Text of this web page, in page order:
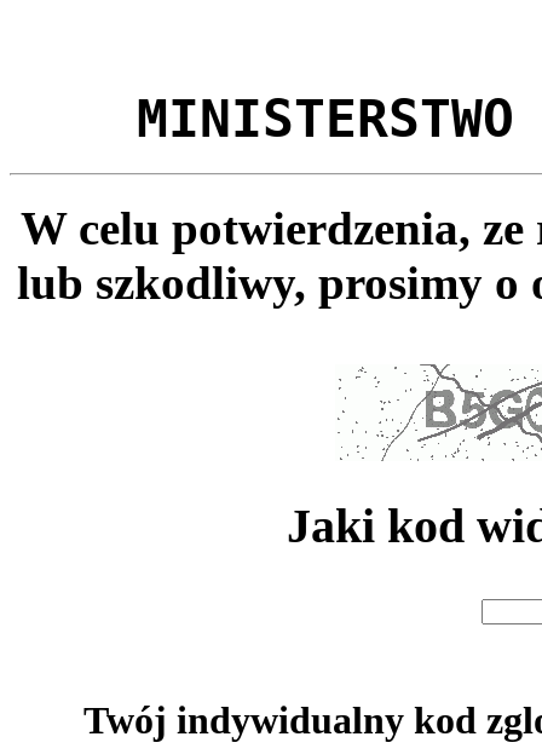
MINISTERSTWO
W celu potwierdzenia,
lub szkodliwy, prosimy o
Jaki kod
Twój indywidualny kod